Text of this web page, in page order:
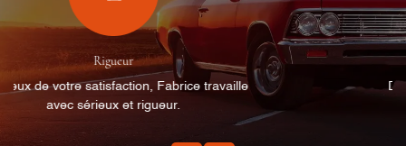
Disponibilité
Disponible, Fabrice vous propose un rdv dans
les meilleurs délais.